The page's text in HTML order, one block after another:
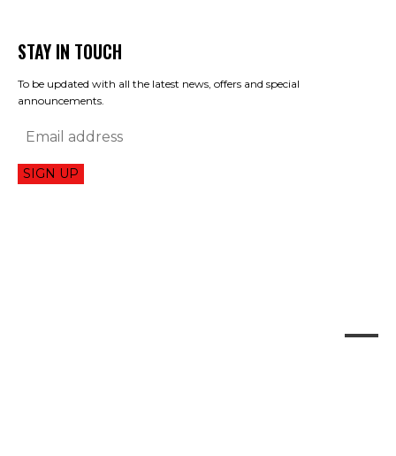
STAY IN TOUCH
To be updated with all the latest news, offers and special
announcements.
SIGN UP